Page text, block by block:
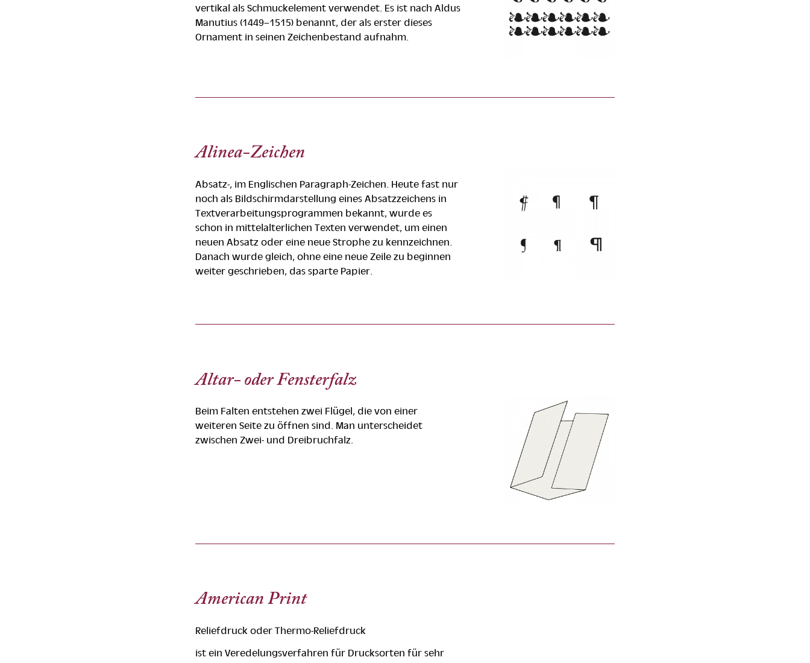
vertikal als Schmuckelement verwendet. Es ist nach Aldus
Manutius (1449–1515) benannt, der als erster dieses
Ornament in seinen Zeichenbestand aufnahm.
Alinea-Zeichen
Absatz-, im Englischen Paragraph-Zeichen. Heute fast nur
noch als Bildschirmdarstellung eines Absatzzeichens in
Textverarbeitungsprogrammen bekannt, wurde es
schon in mittelalterlichen Texten verwendet, um einen
neuen Absatz oder eine neue Strophe zu kennzeichnen.
Danach wurde gleich, ohne eine neue Zeile zu beginnen
weiter geschrieben, das sparte Papier.
Altar- oder Fensterfalz
Beim Falten entstehen zwei Flügel, die von einer
weiteren Seite zu öffnen sind. Man unterscheidet
zwischen Zwei- und Dreibruchfalz.
American Print
Reliefdruck oder Thermo-Reliefdruck
ist ein Veredelungsverfahren für Drucksorten für sehr